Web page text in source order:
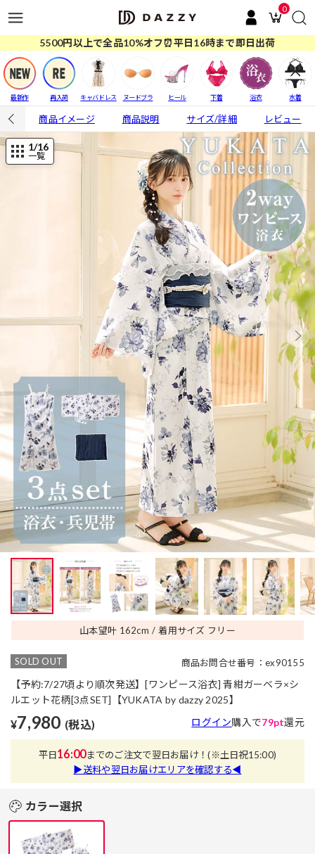
0
5500円以上で全品10%オフ⏰平日16時まで即日出荷
最新作 再入荷 キャバドレス ヌードブラ ヒール 下着 浴衣 水着
商品イメージ 商品説明 サイズ/詳細 レビュー
1/16
一覧
山本望叶 162cm 着用サイズ フリー
SOLD OUT 商品お問合せ番号：ex90155
【予約:7/27頃より順次発送】[ワンピース浴衣] 青紺ガーベラ×シ
ルエット花柄[3点SET]【YUKATA by dazzy 2025】
¥7,980 (税込) ログイン購入で79pt還元
平日16:00までのご注文で翌日お届け！(※土日祝15:00)
▶送料や翌日お届けエリアを確認する◀
カラー選択